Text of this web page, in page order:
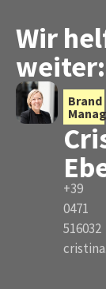
Wir
weiter:
Brand
+39
0471
516032